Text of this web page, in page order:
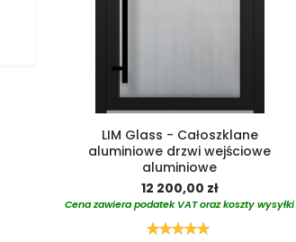
LIM Glass - Całoszklane
aluminiowe drzwi wejściowe
aluminiowe
12 200,00 zł
Cena zawiera podatek VAT oraz koszty wysyłki
Ocena: